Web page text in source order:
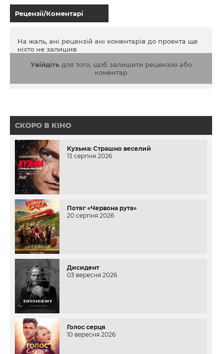
Рецензії/Коментарі
На жаль, ані рецензій ані коментарів до проекта ще
ніхто не залишив
Увійдітьдля того, щоб залишити рецензію або
коментар
СКОРО В КІНО
Кузьма: Страшно веселий
13 серпня 2026
Потяг «Червона рута»
20 серпня 2026
Дисидент
03 вересня 2026
Голос серця
10 вересня 2026